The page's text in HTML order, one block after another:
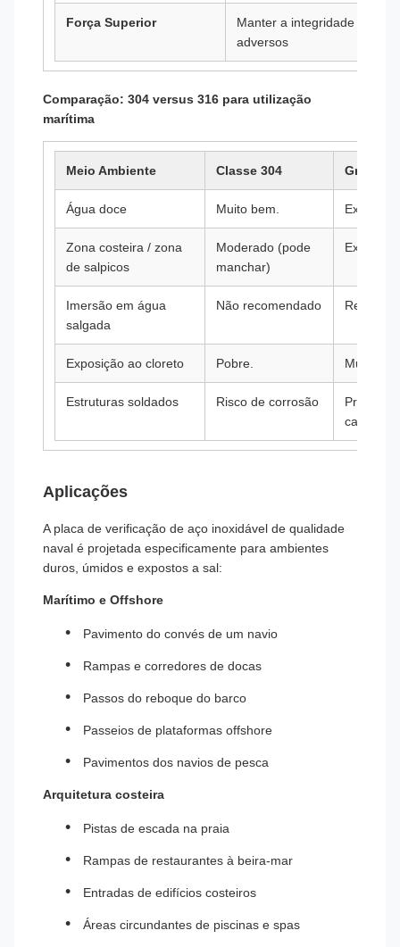
Força Superior
Manter a integridade
adversos
Comparação: 304 versus 316 para utilização
marítima
Meio Ambiente Classe 304 Grau 316
Água doce Muito bem.
Zona costeira / zona
de salpicos
Moderado (pode
manchar)
Imersão em água
salgada
Não recomendado
Exposição ao cloreto Pobre. Muito
Estruturas soldados Risco de corrosão
Preferi-
carbono
Aplicações
A placa de verificação de aço inoxidável de qualidade
naval é projetada especificamente para ambientes
duros, úmidos e expostos a sal:
Marítimo e Offshore
Pavimento do convés de um navio
Rampas e corredores de docas
Passos do reboque do barco
Passeios de plataformas offshore
Pavimentos dos navios de pesca
Arquitetura costeira
Pistas de escada na praia
Rampas de restaurantes à beira-mar
Entradas de edifícios costeiros
Áreas circundantes de piscinas e spas